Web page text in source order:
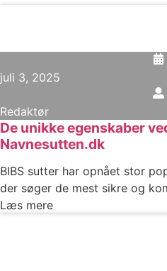
juli 3, 2025
Redaktør
De unikke egenskaber
Navnesutten.dk
BIBS sutter har opnået stor
der søger de mest sikre og
Læs mere